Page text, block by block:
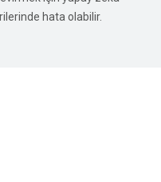
hata olabilir.